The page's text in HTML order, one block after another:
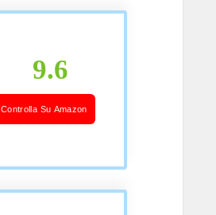
9.6
Controlla Su Amazon